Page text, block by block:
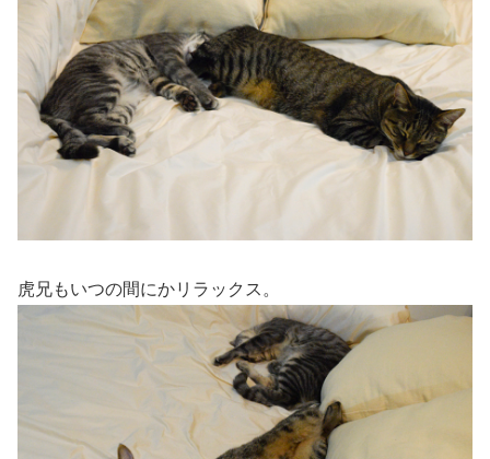
虎兄もいつの間にかリラックス。